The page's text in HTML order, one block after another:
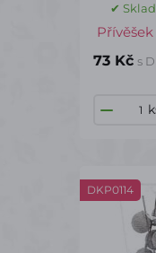
✔
73 Kč s
DKP0114